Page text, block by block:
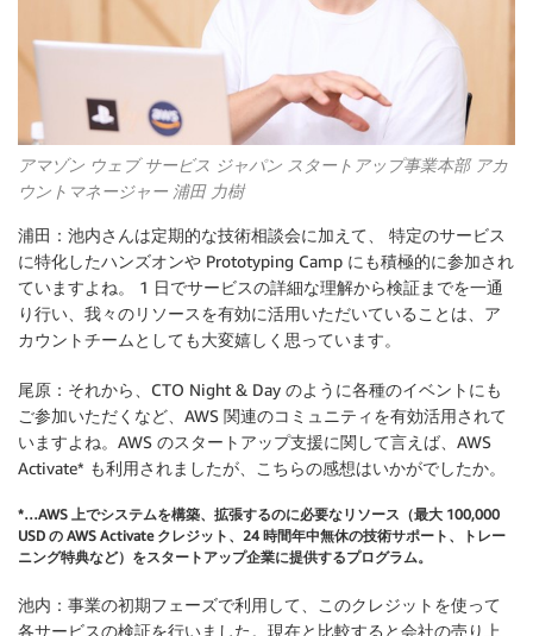
アマゾン ウェブ サービス ジャパン スタートアップ事業本部 アカ
ウントマネージャー 浦田 力樹
浦田：池内さんは定期的な技術相談会に加えて、 特定のサービス
に特化したハンズオンや Prototyping Camp にも積極的に参加され
ていますよね。 1 日でサービスの詳細な理解から検証までを一通
り行い、我々のリソースを有効に活用いただいていることは、ア
カウントチームとしても大変嬉しく思っています。
尾原：それから、CTO Night & Day のように各種のイベントにも
ご参加いただくなど、AWS 関連のコミュニティを有効活用されて
いますよね。AWS のスタートアップ支援に関して言えば、AWS
Activate* も利用されましたが、こちらの感想はいかがでしたか。
*…AWS 上でシステムを構築、拡張するのに必要なリソース（最大 100,000
USD の AWS Activate クレジット、24 時間年中無休の技術サポート、トレー
ニング特典など）をスタートアップ企業に提供するプログラム。
池内：事業の初期フェーズで利用して、このクレジットを使って
各サービスの検証を行いました。現在と比較すると会社の売り上